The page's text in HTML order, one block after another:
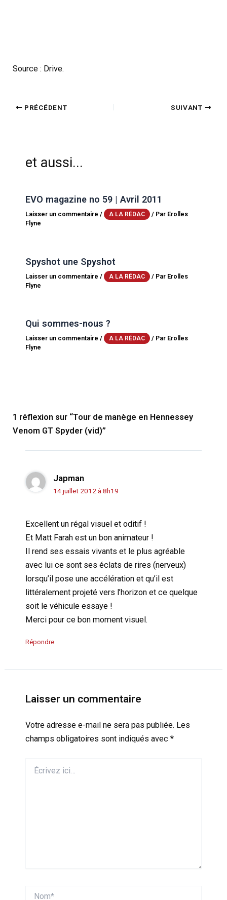
Source : Drive.
PRÉCÉDENT SUIVANT
et aussi...
EVO magazine no 59 | Avril 2011
Laisser un commentaire / A LA RÉDAC / Par Erolles
Flyne
Spyshot une Spyshot
Laisser un commentaire / A LA RÉDAC / Par Erolles
Flyne
Qui sommes-nous ?
Laisser un commentaire / A LA RÉDAC / Par Erolles
Flyne
1 réflexion sur “Tour de manège en Hennessey
Venom GT Spyder (vid)”
Japman
14 juillet 2012 à 8h19
Excellent un régal visuel et oditif !
Et Matt Farah est un bon animateur !
Il rend ses essais vivants et le plus agréable
avec lui ce sont ses éclats de rires (nerveux)
lorsqu’il pose une accélération et qu’il est
littéralement projeté vers l’horizon et ce quelque
soit le véhicule essaye !
Merci pour ce bon moment visuel.
Répondre
Laisser un commentaire
Votre adresse e-mail ne sera pas publiée. Les
champs obligatoires sont indiqués avec *
ici…